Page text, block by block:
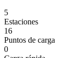
5
Estaciones
16
Puntos de carga
0